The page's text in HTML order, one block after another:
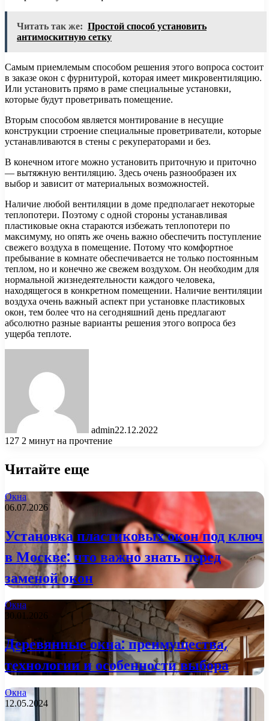
Читать так же: Простой способ установить
антимоскитную сетку
Самым приемлемым способом решения этого вопроса состоит
в заказе окон с фурнитурой, которая имеет микровентиляцию.
Или установить прямо в раме специальные установки,
которые будут проветривать помещение.
Вторым способом является монтирование в несущие
конструкции строение специальные проветриватели, которые
устанавливаются в стены с рекуператорами и без.
В конечном итоге можно установить приточную и приточно
— вытяжную вентиляцию. Здесь очень разнообразен их
выбор и зависит от материальных возможностей.
Наличие любой вентиляции в доме предполагает некоторые
теплопотери. Поэтому с одной стороны устанавливая
пластиковые окна стараются избежать теплопотери по
максимуму, но опять же очень важно обеспечить поступление
свежего воздуха в помещение. Потому что комфортное
пребывание в комнате обеспечивается не только постоянным
теплом, но и конечно же свежем воздухом. Он необходим для
нормальной жизнедеятельности каждого человека,
находящегося в конкретном помещении. Наличие вентиляции
воздуха очень важный аспект при установке пластиковых
окон, тем более что на сегодняшний день предлагают
абсолютно разные варианты решения этого вопроса без
ущерба теплоте.
admin22.12.2022
127 2 минут на прочтение
Читайте еще
Окна
06.07.2026
Установка пластиковых окон под ключ
в Москве: что важно знать перед
заменой окон
Окна
30.01.2026
Деревянные окна: преимущества,
технологии и особенности выбора
Окна
12.05.2024